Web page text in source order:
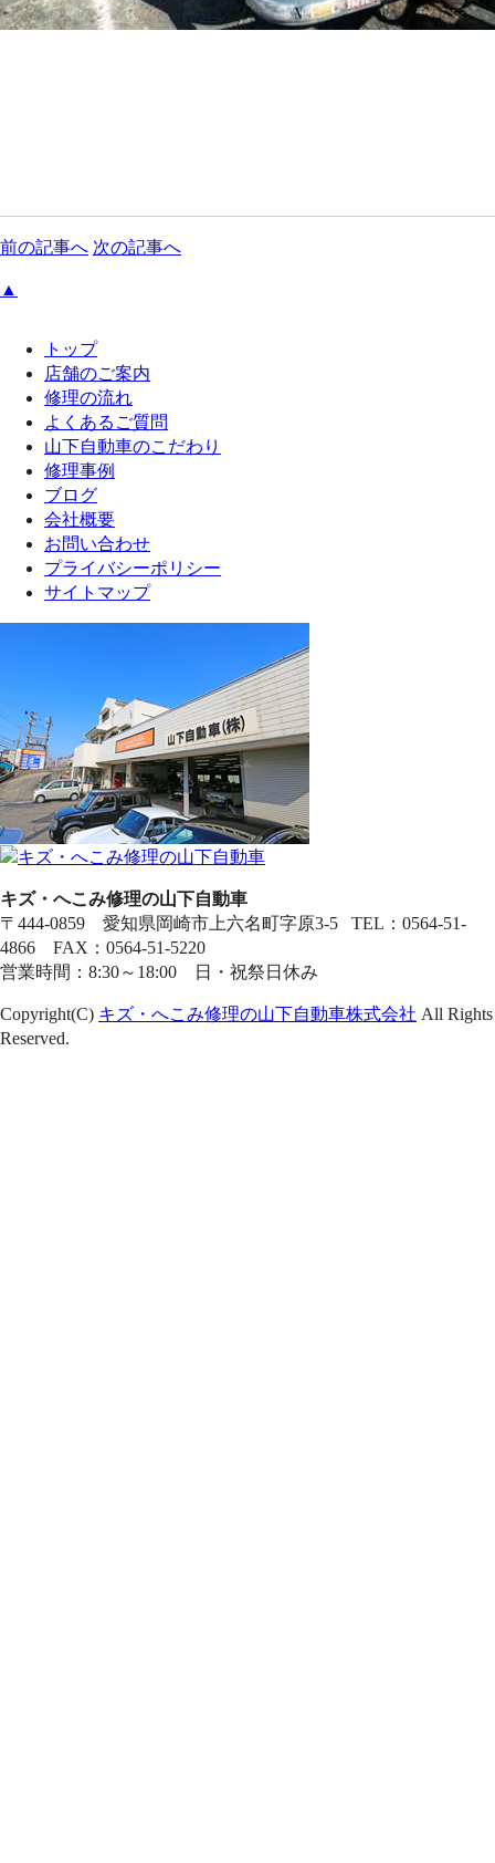
前の記事へ 次の記事へ
▲
トップ
店舗のご案内
修理の流れ
よくあるご質問
山下自動車のこだわり
修理事例
ブログ
会社概要
お問い合わせ
プライバシーポリシー
サイトマップ
キズ・へこみ修理の山下自動車
〒444-0859 愛知県岡崎市上六名町字原3-5 TEL：0564-51-
4866 FAX：0564-51-5220
営業時間：8:30～18:00 日・祝祭日休み
Copyright(C) キズ・へこみ修理の山下自動車株式会社 All Rights
Reserved.